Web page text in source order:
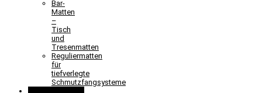
Bar-
Matten
–
Tisch
und
Tresenmatten
Reguliermatten
für
tiefverlegte
Schmutzfangsysteme